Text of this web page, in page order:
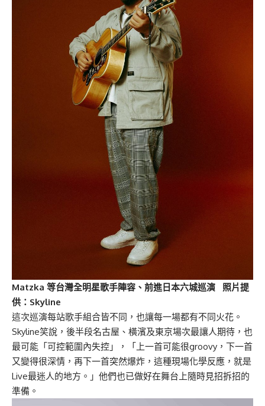
Matzka 等台灣全明星歌手陣容、前進日本六城巡演 照片提
供：Skyline
這次巡演每站歌手組合皆不同，也讓每一場都有不同火花。
Skyline笑說，後半段名古屋、橫濱及東京場次最讓人期待，也
最可能「可控範圍內失控」，「上一首可能很groovy，下一首
又變得很深情，再下一首突然爆炸，這種現場化學反應，就是
Live最迷人的地方。」他們也已做好在舞台上隨時見招拆招的
準備。